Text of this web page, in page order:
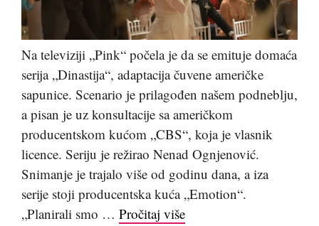
Na televiziji „Pink“ počela je da se emituje domaća
serija „Dinastija“, adaptacija čuvene američke
sapunice. Scenario je prilagođen našem podneblju,
a pisan je uz konsultacije sa američkom
producentskom kućom „CBS“, koja je vlasnik
licence. Seriju je režirao Nenad Ognjenović.
Snimanje je trajalo više od godinu dana, a iza
serije stoji producentska kuća „Emotion“.
„Planirali smo … Pročitaj više